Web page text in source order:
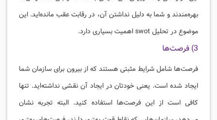
بهره‌مندند و شما به دلیل نداشتن آن، در رقابت عقب مانده‌اید. این
موضوع در تحلیل swot اهمیت بسیاری دارد.
3) فرصت‌ها
فرصت‌ها شامل شرایط مثبتی هستند که از بیرون برای سازمان شما
ایجاد شده است. یعنی خودتان در ایجاد آن نقشی نداشته‌اید. تنها
کافی است از این فرصت‌ها استفاده کنید. البته تجربه نشان